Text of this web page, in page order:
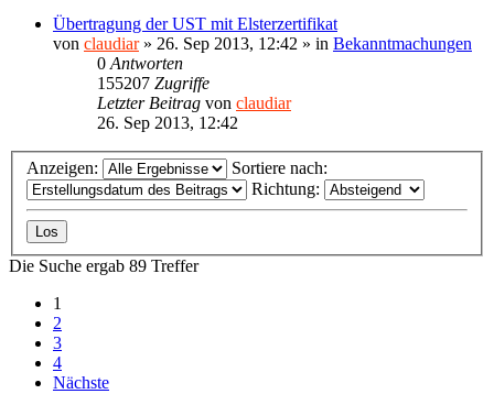
Übertragung der UST mit Elsterzertifikat
von claudiar» 26. Sep 2013, 12:42 » in Bekanntmachungen
0 Antworten
155207 Zugriffe
Letzter Beitrag von claudiar
26. Sep 2013, 12:42
Anzeigen:
Sortiere nach:
Richtung:
Die Suche ergab 89 Treffer
1
2
3
4
Nächste